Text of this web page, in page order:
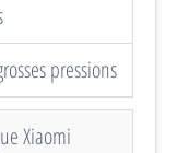
pressions
Xiaomi